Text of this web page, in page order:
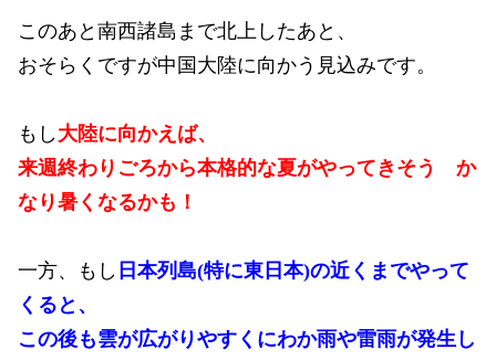
このあと南西諸島まで北上したあと、
おそらくですが中国大陸に向かう見込みです。
もし 大陸に向かえば、
来週終わりごろから本格的な夏がやってきそう か
なり暑くなるかも！
一方、もし 日本列島(特に東日本)の近くまでやって
くると、
この後も雲が広がりやすくにわか雨や雷雨が発生し